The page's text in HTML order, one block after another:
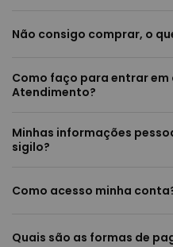
Não consigo comprar, o
Como faço para entrar
Atendimento?
Minhas informações
sigilo?
Como acesso minha
Quais são as formas de